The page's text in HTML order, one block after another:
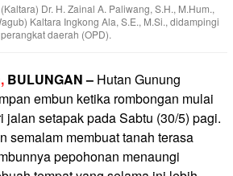
Dr. H. Zainal A. Paliwang, S.H., M.Hum.,
Kaltara Ingkong Ala, S.E., M.Si., didampingi
daerah (OPD).
BULUNGAN – Hutan Gunung
embun ketika rombongan mulai
jalan setapak pada Sabtu (30/5) pagi.
semalam membuat tanah terasa
pepohonan menaungi